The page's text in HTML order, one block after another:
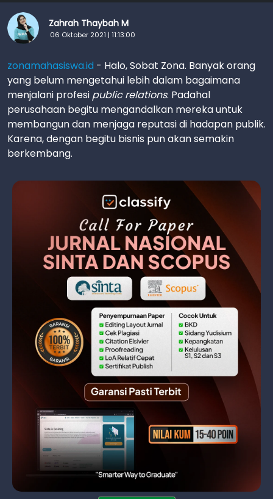
Zahrah Thaybah M
06 Oktober 2021 | 11:13:00
zonamahasiswa.id - Halo, Sobat Zona. Banyak orang
yang belum mengetahui lebih dalam bagaimana
menjalani profesi public relations. Padahal
perusahaan begitu mengandalkan mereka untuk
membangun dan menjaga reputasi di hadapan publik.
Karena, dengan begitu bisnis pun akan semakin
berkembang.